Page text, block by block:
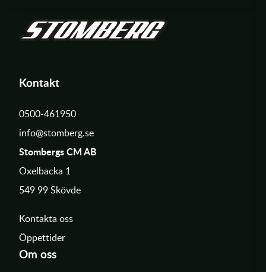
Kontakt
0500-461950
info@stomberg.se
Stombergs CM AB
Oxelbacka 1
549 99 Skövde
Kontakta oss
Öppettider
Om oss